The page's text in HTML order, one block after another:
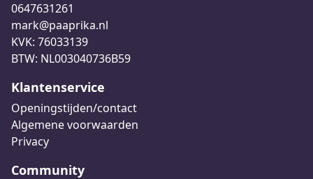
0647631261
mark@paaprika.nl
KVK: 76033139
BTW: NL003040736B59
Klantenservice
Openingstijden/contact
Algemene voorwaarden
Privacy
Community